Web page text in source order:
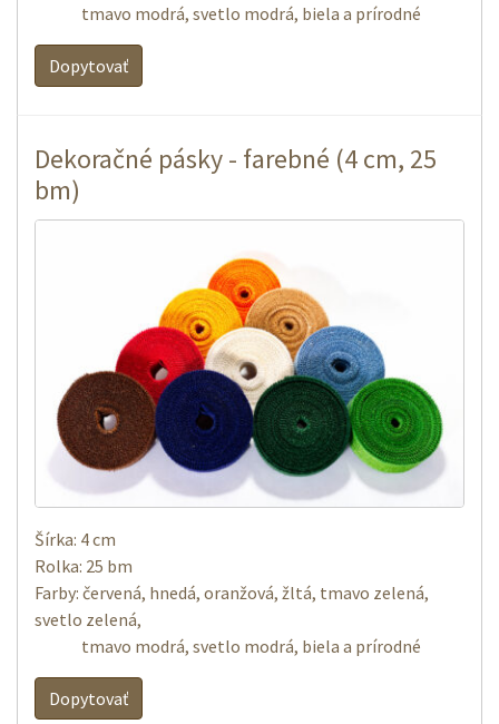
tmavo modrá, svetlo modrá, biela a prírodné
Dopytovať
Dekoračné pásky - farebné (4 cm, 25
bm)
Šírka: 4 cm
Rolka: 25 bm
Farby: červená, hnedá, oranžová, žltá, tmavo zelená,
svetlo zelená,
tmavo modrá, svetlo modrá, biela a prírodné
Dopytovať